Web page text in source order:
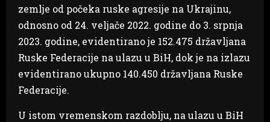
zemlje od počeka ruske agresije na Ukrajinu,
odnosno od 24. veljače 2022. godine do 3. srpnja
2023. godine, evidentirano je 152.475 državljana
Ruske Federacije na ulazu u BiH, dok je na izlazu
evidentirano ukupno 140.450 državljana Ruske
Federacije.
U istom vremenskom razdoblju, na ulazu u BiH